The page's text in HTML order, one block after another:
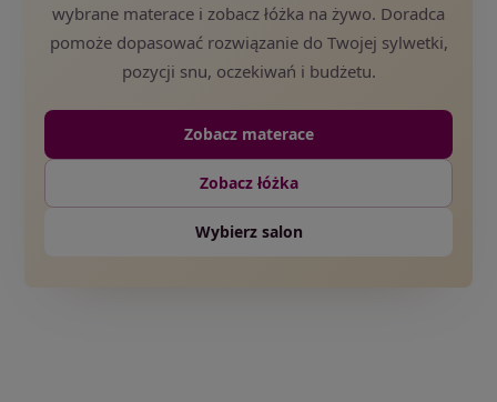
wybrane materace i zobacz łóżka na żywo. Doradca
pomoże dopasować rozwiązanie do Twojej sylwetki,
pozycji snu, oczekiwań i budżetu.
Zobacz materace
Zobacz łóżka
Wybierz salon